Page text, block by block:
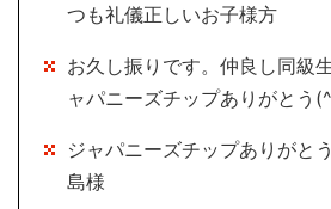
つも礼儀正しいお子様方
お久し振りです。仲良し同級
ャパニーズチップありがとう
ジャパニーズチップありがと
島様